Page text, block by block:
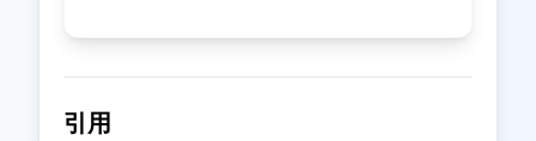
引用